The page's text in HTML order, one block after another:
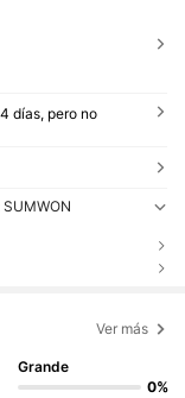
días, pero no
Ver más
Grande
0%